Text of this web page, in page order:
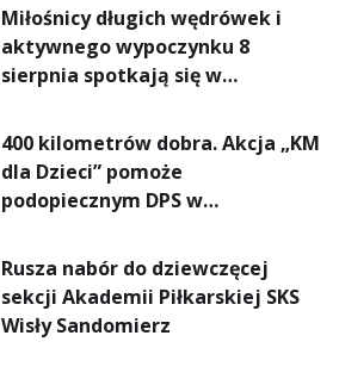
Miłośnicy długich wędrówek i
aktywnego wypoczynku 8
sierpnia spotkają się w
Pieszym „Tam Gdzie Pieprz
Rośnie”
400 kilometrów dobra. Akcja „KM
dla Dzieci” pomoże
podopiecznym DPS w
Rusza nabór do dziewczęcej
sekcji Akademii Piłkarskiej SKS
Wisły Sandomierz